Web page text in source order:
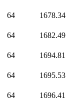
64
1678.34
64
1682.49
64
1694.81
64
1695.53
64
1696.41